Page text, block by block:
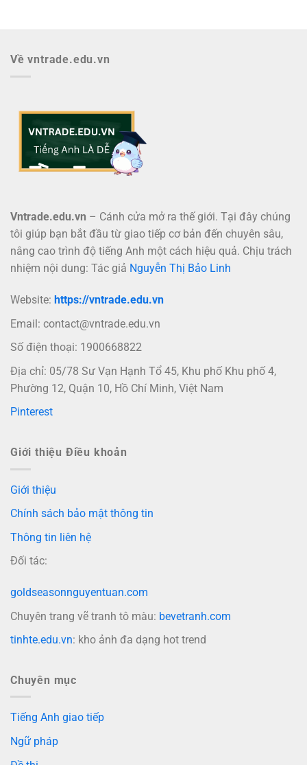
Về vntrade.edu.vn
Vntrade.edu.vn – Cánh cửa mở ra thế giới. Tại đây chúng
tôi giúp bạn bắt đầu từ giao tiếp cơ bản đến chuyên sâu,
nâng cao trình độ tiếng Anh một cách hiệu quả. Chịu trách
nhiệm nội dung: Tác giả Nguyễn Thị Bảo Linh
Website: https://vntrade.edu.vn
Email: contact@vntrade.edu.vn
Số điện thoại: 1900668822
Địa chỉ: 05/78 Sư Vạn Hạnh Tổ 45, Khu phố Khu phố 4,
Phường 12, Quận 10, Hồ Chí Minh, Việt Nam
Pinterest
Giới thiệu Điều khoản
Giới thiệu
Chính sách bảo mật thông tin
Thông tin liên hệ
Đối tác:
goldseasonnguyentuan.com
Chuyên trang vẽ tranh tô màu: bevetranh.com
tinhte.edu.vn: kho ảnh đa dạng hot trend
Chuyên mục
Tiếng Anh giao tiếp
Ngữ pháp